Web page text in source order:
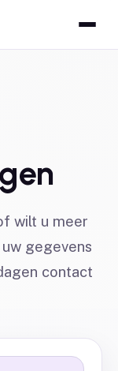
wilt u meer
gegevens
contact